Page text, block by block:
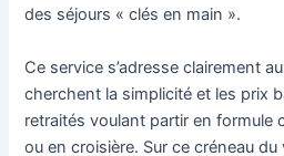
des séjours « clés en main ».
Ce service s’adresse clairement
cherchent la simplicité et les prix
retraités voulant partir en formule
ou en croisière. Sur ce créneau